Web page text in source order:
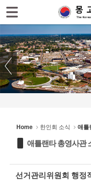
Home 한인회 소식 애틀
애틀랜타 총영사관
선거관리위원회 행정
로그인 회원가입
한인회
한인회 소식
- 공지사항
- 몽고메리 한인회 이모저
- 사진으로 보는 한인회